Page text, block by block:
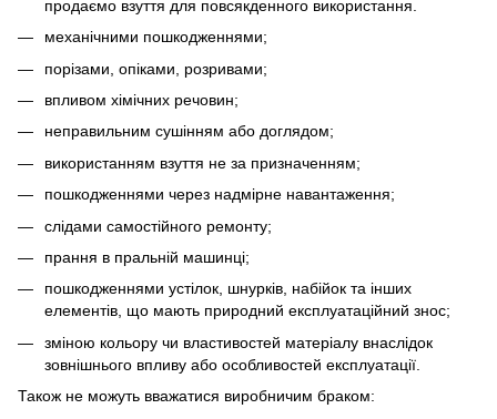
продаємо взуття для повсякденного використання.
механічними пошкодженнями;
порізами, опіками, розривами;
впливом хімічних речовин;
неправильним сушінням або доглядом;
використанням взуття не за призначенням;
пошкодженнями через надмірне навантаження;
слідами самостійного ремонту;
прання в пральній машинці;
пошкодженнями устілок, шнурків, набійок та інших
елементів, що мають природний експлуатаційний знос;
зміною кольору чи властивостей матеріалу внаслідок
зовнішнього впливу або особливостей експлуатації.
Також не можуть вважатися виробничим браком: